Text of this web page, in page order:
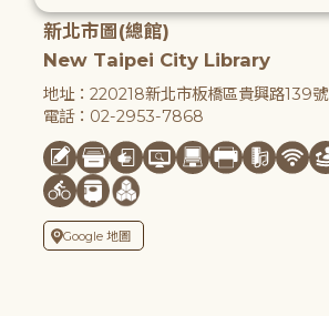
新北市圖(總館)
New Taipei City Library
地址：220218新北市板橋區貴興路139號
電話：02-2953-7868
Google 地圖